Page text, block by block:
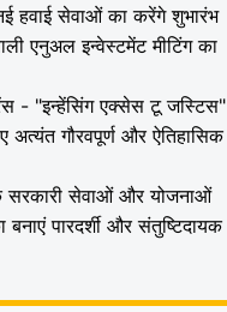
हवाई सेवाओं का करेंगे शुभारंभ
एनुअल इन्वेस्टमेंट मीटिंग का
- "इन्हेंसिंग एक्सेस टू जस्टिस"
गौरवपूर्ण और ऐतिहासिक
सरकारी सेवाओं और योजनाओं
पारदर्शी और संतुष्टिदायक